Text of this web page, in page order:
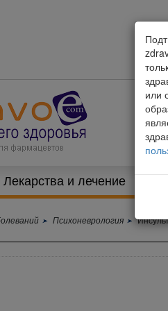
Лекарства и лечение
Психоневрология
или